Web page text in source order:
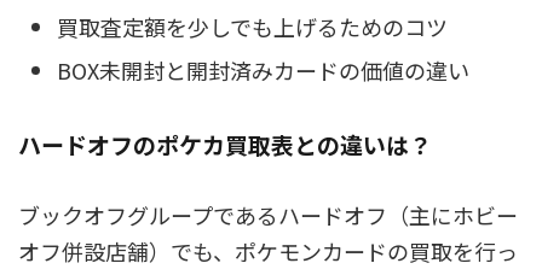
買取査定額を少しでも上げるためのコツ
BOX未開封と開封済みカードの価値の違い
ハードオフのポケカ買取表との違いは？
ブックオフグループであるハードオフ（主にホビー
オフ併設店舗）でも、ポケモンカードの買取を行っ